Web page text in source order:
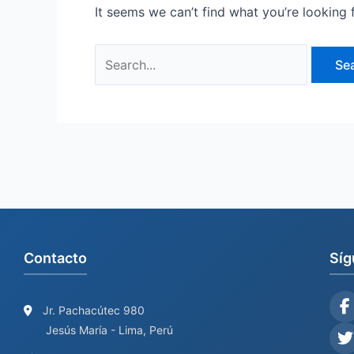
It seems we can’t find what you’re
Contacto
Jr. Pachacútec 980
Jesús María - Lima, Perú